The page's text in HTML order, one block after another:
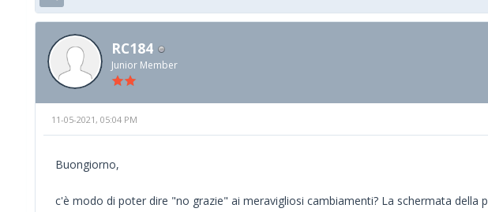
RC184
Junior Member
11-05-2021, 05:04 PM
Buongiorno,
c'è modo di poter dire "no grazie" ai meravigliosi cambiamenti? La schermata della